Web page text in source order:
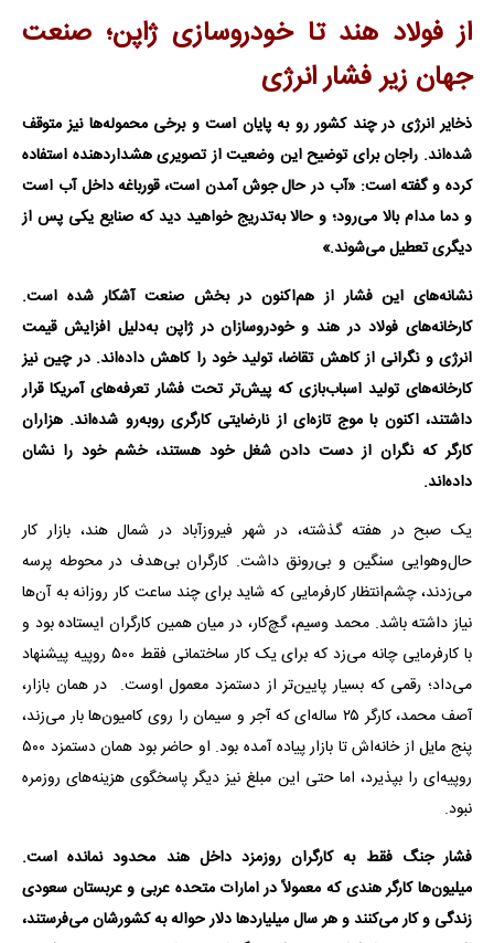
از فولاد هند تا خودروسازی ژاپن؛ صنعت
جهان زیر فشار انرژی
ذخایر انرژی در چند کشور رو به پایان است و برخی محموله‌ها نیز متوقف
شده‌اند. راجان برای توضیح این وضعیت از تصویری هشداردهنده استفاده
کرده و گفته است: «آب در حال جوش آمدن است، قورباغه داخل آب است
و دما مدام بالا می‌رود؛ و حالا به‌تدریج خواهید دید که صنایع یکی پس از
دیگری تعطیل می‌شوند.»
نشانه‌های این فشار از هم‌اکنون در بخش صنعت آشکار شده است.
کارخانه‌های فولاد در هند و خودروسازان در ژاپن به‌دلیل افزایش قیمت
انرژی و نگرانی از کاهش تقاضا، تولید خود را کاهش داده‌اند. در چین نیز
کارخانه‌های تولید اسباب‌بازی که پیش‌تر تحت فشار تعرفه‌های آمریکا قرار
داشتند، اکنون با موج تازه‌ای از نارضایتی کارگری روبه‌رو شده‌اند. هزاران
کارگر که نگران از دست دادن شغل خود هستند، خشم خود را نشان
داده‌اند.
یک صبح در هفته گذشته، در شهر فیروزآباد در شمال هند، بازار کار
حال‌وهوایی سنگین و بی‌رونق داشت. کارگران بی‌هدف در محوطه پرسه
می‌زدند، چشم‌انتظار کارفرمایی که شاید برای چند ساعت کار روزانه به آن‌ها
نیاز داشته باشد. محمد وسیم، گچ‌کار، در میان همین کارگران ایستاده بود و
با کارفرمایی چانه می‌زد که برای یک کار ساختمانی فقط ۵۰۰ روپیه پیشنهاد
می‌داد؛ رقمی که بسیار پایین‌تر از دستمزد معمول اوست. در همان بازار،
آصف محمد، کارگر ۲۵ ساله‌ای که آجر و سیمان را روی کامیون‌ها بار می‌زند،
پنج مایل از خانه‌اش تا بازار پیاده آمده بود. او حاضر بود همان دستمزد ۵۰۰
روپیه‌ای را بپذیرد، اما حتی این مبلغ نیز دیگر پاسخگوی هزینه‌های روزمره
نبود.
فشار جنگ فقط به کارگران روزمزد داخل هند محدود نمانده است.
میلیون‌ها کارگر هندی که معمولاً در امارات متحده عربی و عربستان سعودی
زندگی و کار می‌کنند و هر سال میلیاردها دلار حواله به کشورشان می‌فرستند،